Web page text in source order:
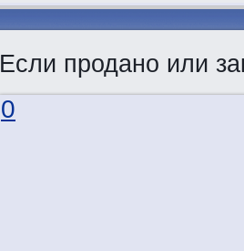
Если продано или
0